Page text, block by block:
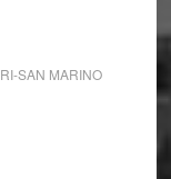
SAN MARINO